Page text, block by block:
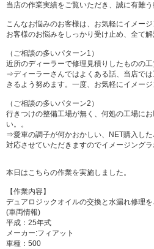
当店の作業実績をご覧いただき、誠に有難う
こんなお悩みのお客様は、お気軽にイメー
お客様のお悩みをしっかり受け止め、全て解
（ご相談の多いパターン1）
近所のディーラーで修理見積りしたものの
⇒ディーラーさんではよくある話、当店で
きるよう努めます。一度、お気軽にイメー
（ご相談の多いパターン2）
行きつけの整備工場が無く、何処の工場に
い。。
⇒愛車の調子が何かおかしい、NET購入した
対応させていただきますのでイメージングラ
本日はこちらの作業を実施しました。
【作業内容】
デュアロジックオイルの交換と水漏れ修理を
(車両情報)
平成：25年式
メーカー:フィアット
車種：500